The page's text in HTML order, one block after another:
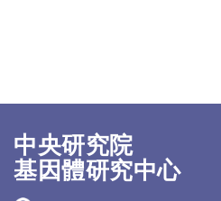
中央研究院
基因體研究中心